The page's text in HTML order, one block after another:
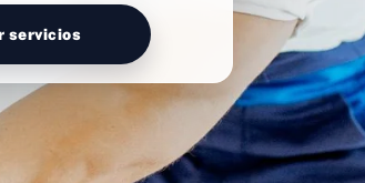
servicios